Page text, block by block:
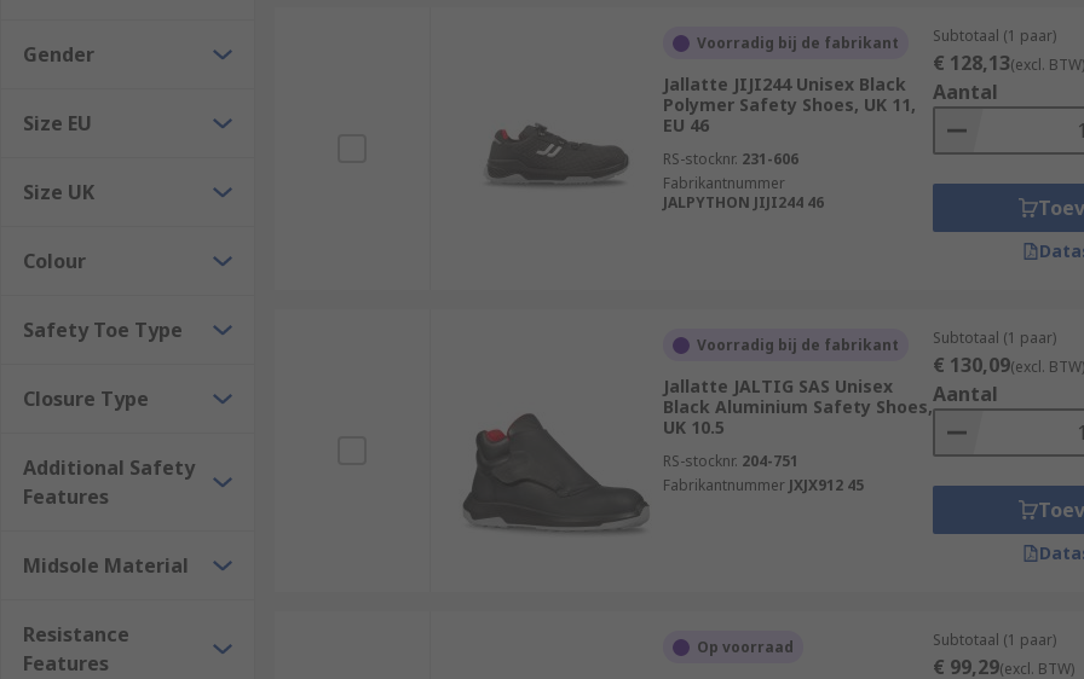
Gender
Size EU
Size UK
Colour
Safety Toe Type
Closure Type
Additional Safety
Features
Midsole Material
Resistance
Features
Voorradig bij de fabrikant
Jallatte JIJI244 Unisex Black
Polymer Safety Shoes, UK 11,
EU 46
RS-stocknr. 231-606
Fabrikantnummer
JALPYTHON JIJI244 46
Subtotaal (1 paar)
€ 128,13(excl. BTW)
Aantal
Voorradig bij de fabrikant
Jallatte JALTIG SAS Unisex
Black Aluminium Safety Shoes,
UK 10.5
RS-stocknr. 204-751
Fabrikantnummer JXJX912 45
Subtotaal (1 paar)
€ 130,09(excl. BTW)
Aantal
Op voorraad Subtotaal (1 paar)
€ 99,29(excl. BTW)